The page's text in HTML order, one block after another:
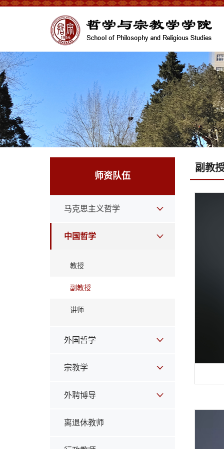
师资队伍
马克思主义哲学
中国哲学
教授
副教授
讲师
外国哲学
宗教学
外聘博导
离退休教师
副教